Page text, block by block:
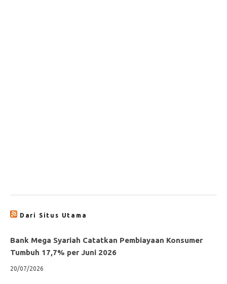
Dari Situs Utama
Bank Mega Syariah Catatkan Pembiayaan Konsumer
Tumbuh 17,7% per Juni 2026
20/07/2026